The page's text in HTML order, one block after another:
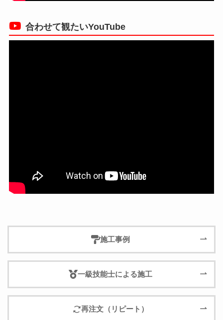
合わせて観たいYouTube
施工事例
一級技能士による施工
再注文（リピート）